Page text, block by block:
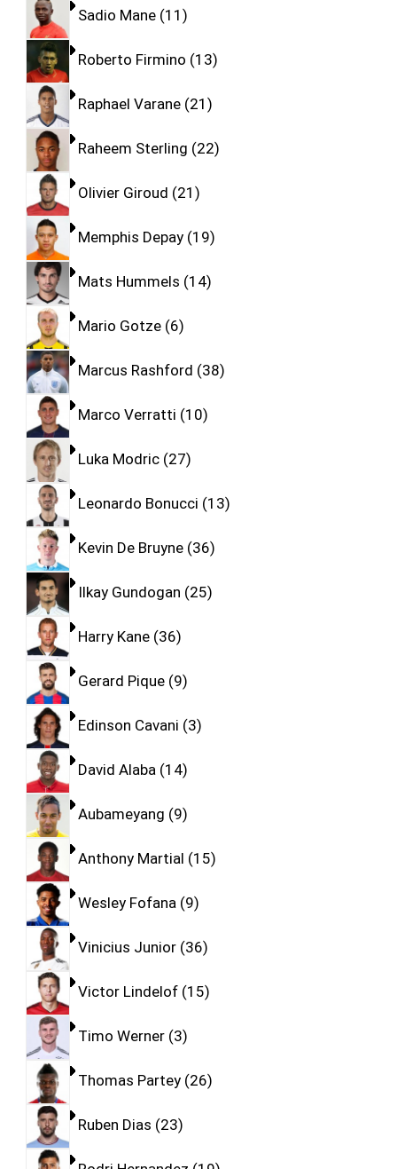
Sadio Mane 11
Roberto Firmino 13
Raphael Varane 21
Raheem Sterling 22
Olivier Giroud 21
Memphis Depay 19
Mats Hummels 14
Mario Gotze 6
Marcus Rashford 38
Marco Verratti 10
Luka Modric 27
Leonardo Bonucci 13
Kevin De Bruyne 36
Ilkay Gundogan 25
Harry Kane 36
Gerard Pique 9
Edinson Cavani 3
David Alaba 14
Aubameyang 9
Anthony Martial 15
Wesley Fofana 9
Vinicius Junior 36
Victor Lindelof 15
Timo Werner 3
Thomas Partey 26
Ruben Dias 23